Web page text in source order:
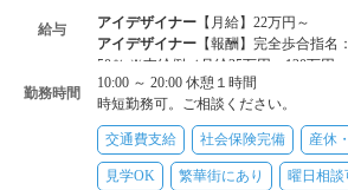
給与 アイデザイナー 【月給】22万円～
アイデザイナー 【報酬】完全歩合指名
50％ ※支給例／月給35万円～120万円
勤務時間
10:00 ～ 20:00 休憩１時間
時短勤務可。ご相談ください。
交通費支給 社会保険完備 産休
見学OK 繁華街にあり 曜日相談